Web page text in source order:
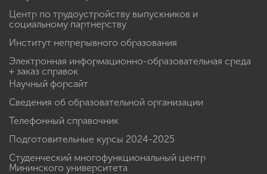
Центр по трудоустройству выпускников и
социальному партнерству
Институт непрерывного образования
Электронная информационно-образовательная среда
+ заказ справок
Научный форсайт
Сведения об образовательной организации
Телефонный справочник
Подготовительные курсы 2024-2025
Студенческий многофункциональный центр
Мининского университета